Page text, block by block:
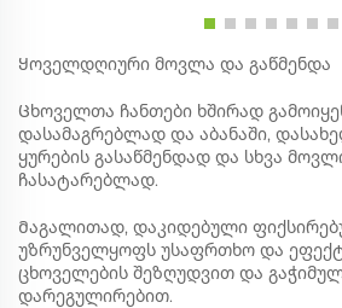
Ყოველდღიური მოვლა და გაწმენდა
Ცხოველთა ჩანთები ხშირად
დასამაგრებლად და აბანაში,
ყურების გასაწმენდად და სხვა
ჩასატარებლად.
Მაგალითად, დაკიდებული
უზრუნველყოფს უსაფრთხო და
ცხოველების შეზღუდვით და
დარეგულირებით. ‌